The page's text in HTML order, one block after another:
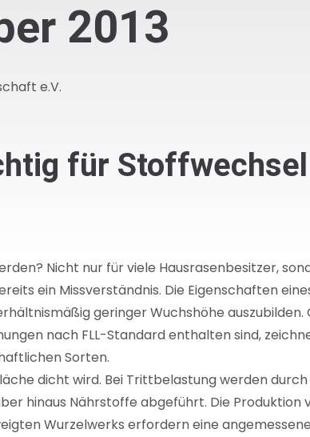
2013
e.V.
für
Nicht nur für viele Hausrasenbesitzer,
ein Missverständnis. Die Eigenschaften
geringer Wuchshöhe
nach FLL-Standard enthalten sind,
Sorten.
dicht wird. Bei Trittbelastung werden
hinaus Nährstoffe abgeführt. Die Produktion
Wurzelwerks erfordern eine